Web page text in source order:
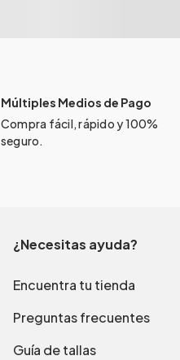
Múltiples Medios de Pago
Compra fácil, rápido y 100%
seguro.
¿Necesitas ayuda?
Encuentra tu tienda
Preguntas frecuentes
Guía de tallas